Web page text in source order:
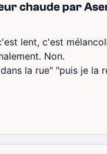
chaude par
lent, c'est
Non.
la rue" "puis je la